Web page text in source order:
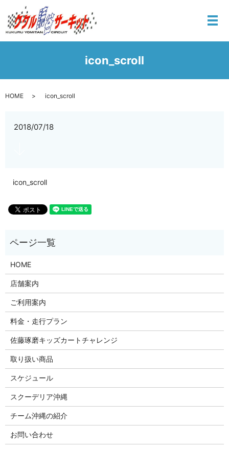
メ
icon_scroll
HOME icon_scroll
2018/07/18
icon_scroll
HOME
店舗案内
ご利用案内
料金・走行プラン
佐藤琢磨キッズカートチャレンジ
取り扱い商品
スケジュール
スクーデリア沖縄
チーム沖縄の紹介
お問い合わせ